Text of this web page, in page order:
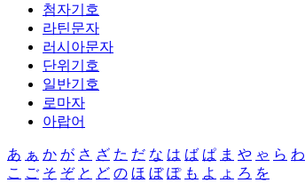
첨자기호
라틴문자
러시아문자
단위기호
일반기호
로마자
아랍어
あ ぁ か が さ ざ た だ な は ば ぱ ま や ゃ ら わ
こ ご そ ぞ と ど の ほ ぼ ぽ も よ ょ ろ を